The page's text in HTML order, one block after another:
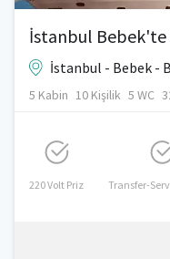
İstanbul - Bebek -
5 Kabin 10 Kişilik 5 WC
220 Volt Priz Transfer-